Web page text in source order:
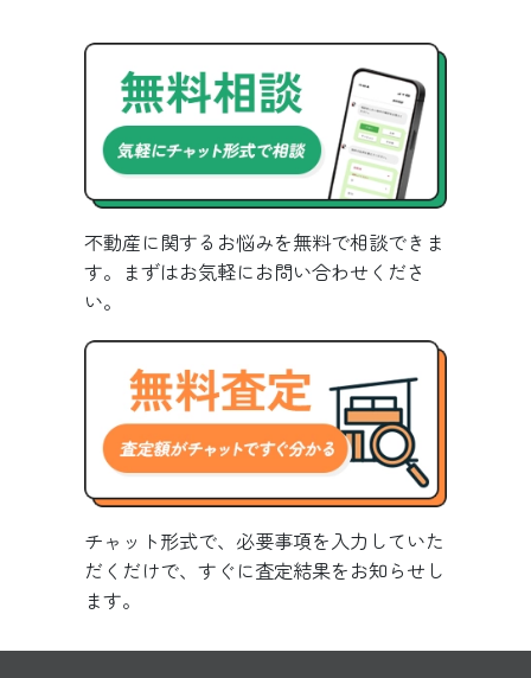
不動産に関するお悩みを無料で相談できま
す。まずはお気軽にお問い合わせくださ
い。
チャット形式で、必要事項を入力していた
だくだけで、すぐに査定結果をお知らせし
ます。